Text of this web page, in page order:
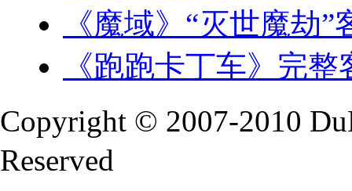
《魔域》“灭世魔劫”
《跑跑卡丁车》完
Copyright © 2007-2010
Reserved